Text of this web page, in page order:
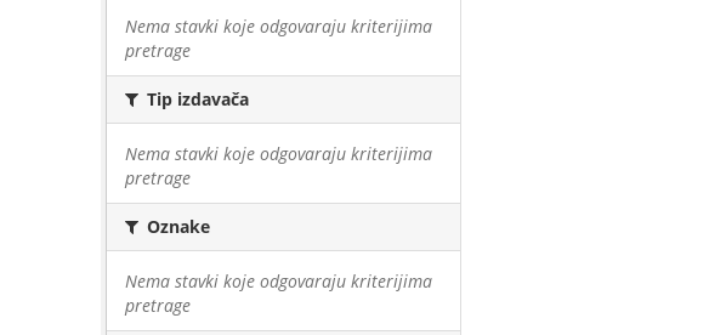
Nema stavki koje odgovaraju kriterijima
pretrage
Tip izdavača
Nema stavki koje odgovaraju kriterijima
pretrage
Oznake
Nema stavki koje odgovaraju kriterijima
pretrage